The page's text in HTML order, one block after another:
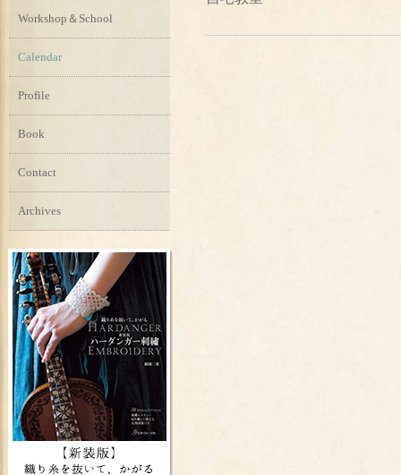
Workshop＆School
Calendar
Profile
Book
Contact
Archives